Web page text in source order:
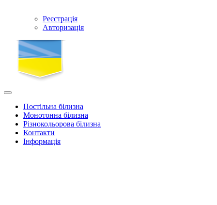
Реєстрація
Авторизація
Постільна білизна
Монотонна білизна
Різнокольорова білизна
Контакти
Інформація